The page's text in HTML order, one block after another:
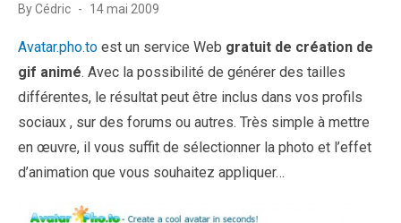
ByCédric
Posted
14 mai 2009
Avatar.pho.to est un service Web gratuit de création de
gif animé. Avec la possibilité de générer des tailles
différentes, le résultat peut être inclus dans vos profils
sociaux , sur des forums ou autres. Très simple à mettre
en œuvre, il vous suffit de sélectionner la photo et l’effet
d’animation que vous souhaitez appliquer…